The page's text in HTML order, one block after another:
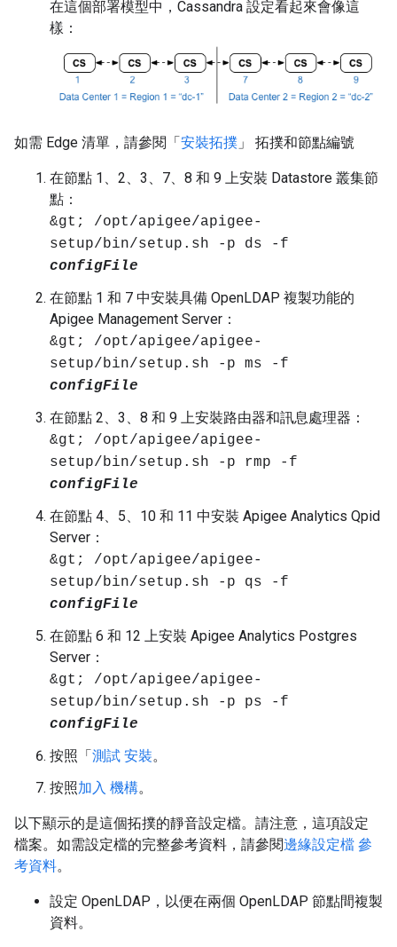
在這個部署模型中，Cassandra 設定看起來會像這
樣：
如需 Edge 清單，請參閱「安裝拓撲 」 拓撲和節點編號
在節點 1、2、3、7、8 和 9 上安裝 Datastore 叢集節
點：
&gt; /opt/apigee/apigee-
setup/bin/setup.sh -p ds -f
configFile
在節點 1 和 7 中安裝具備 OpenLDAP 複製功能的
Apigee Management Server：
&gt; /opt/apigee/apigee-
setup/bin/setup.sh -p ms -f
configFile
在節點 2、3、8 和 9 上安裝路由器和訊息處理器：
&gt; /opt/apigee/apigee-
setup/bin/setup.sh -p rmp -f
configFile
在節點 4、5、10 和 11 中安裝 Apigee Analytics Qpid
Server：
&gt; /opt/apigee/apigee-
setup/bin/setup.sh -p qs -f
configFile
在節點 6 和 12 上安裝 Apigee Analytics Postgres
Server：
&gt; /opt/apigee/apigee-
setup/bin/setup.sh -p ps -f
configFile
按照「測試 安裝。
按照加入 機構。
以下顯示的是這個拓撲的靜音設定檔。請注意，這項設定
檔案。如需設定檔的完整參考資料，請參閱邊緣設定檔 參
考資料。
設定 OpenLDAP，以便在兩個 OpenLDAP 節點間複製
資料。